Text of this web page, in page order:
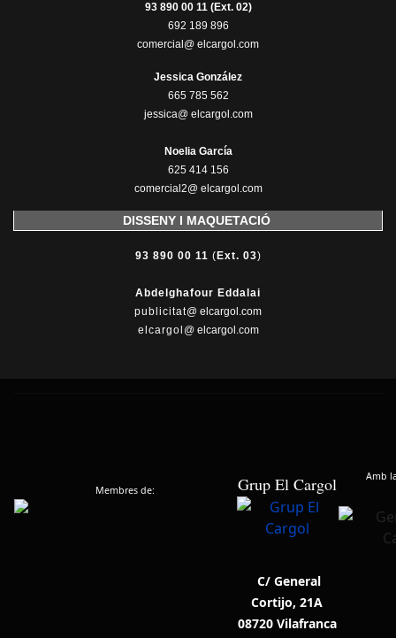
93 890 00 11 (Ext. 02)
692 189 896
comercial@ elcargol.com
Jessica González
665 785 562
jessica@ elcargol.com
Noelia García
625 414 156
comercial2@ elcargol.com
DISSENY I MAQUETACIÓ
93 890 00 11 ( Ext. 03)
Abdelghafour Eddalai
publicitat@ elcargol.com
elcargol @ elcargol.com
Membres de: Grup El Cargol Amb
C/ General
Cortijo, 21A
08720 Vilafranca